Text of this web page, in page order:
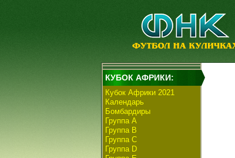
КУБОК АФРИКИ:
Кубок Африки 2021
Календарь
Бомбардиры
Группа А
Группа В
Группа C
Группа D